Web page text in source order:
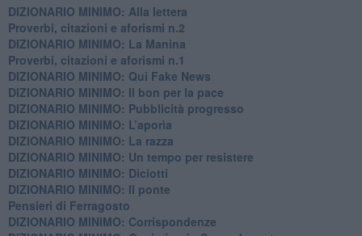
​DIZIONARIO MINIMO: Alla lettera
Proverbi, citazioni e aforismi n.2
DIZIONARIO MINIMO: La Manina
​Proverbi, citazioni e aforismi n.1
DIZIONARIO MINIMO: Qui Fake News
DIZIONARIO MINIMO: ​Il bon per la pace
DIZIONARIO MINIMO: Pubblicità progresso
DIZIONARIO MINIMO: L’aporìa
DIZIONARIO MINIMO: La razza
DIZIONARIO MINIMO: Un tempo per resistere
DIZIONARIO MINIMO: Diciotti
DIZIONARIO MINIMO: Il ponte
Pensieri di Ferragosto
DIZIONARIO MINIMO: Corrispondenze